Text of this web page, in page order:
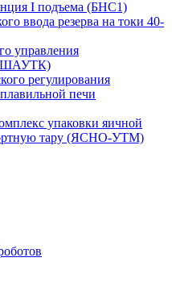
I подъема (БНС1)
ввода резерва на токи 40-
управления
(ШАУТК)
регулирования
печи
упаковки яичной
тару (ЯСНО-УТМ)